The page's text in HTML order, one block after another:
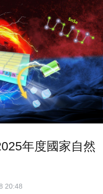
年度國家自然
20:48